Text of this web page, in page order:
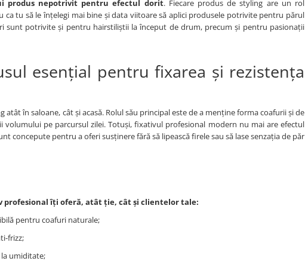
produs nepotrivit pentru efectul dorit. Fiecare produs de styling are un rol
tu să le înțelegi mai bine și data viitoare să aplici produsele potrivite pentru părul
sunt potrivite și pentru hairstiliștii la început de drum, precum și pentru pasionații
esențial pentru fixarea și rezistența
în saloane, cât și acasă. Rolul său principal este de a menține forma coafurii și de
pe parcursul zilei. Totuși, fixativul profesional modern nu mai are efectul
concepute pentru a oferi susținere fără să lipească firele sau să lase senzația de păr
profesional îți oferă, atât ție, cât și clientelor tale:
pentru coafuri naturale;
frizz;
umiditate;